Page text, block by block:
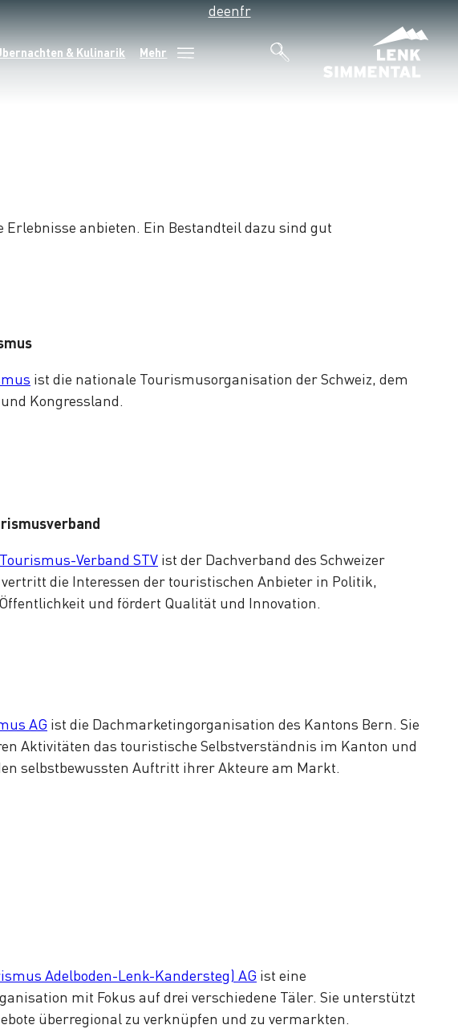
& Kulinarik Mehr
deenfr
anbieten. Ein Bestandteil dazu sind gut
ist die nationale Tourismusorganisation der Schweiz, dem
Kongressland.
Verband STV ist der Dachverband des Schweizer
die Interessen der touristischen Anbieter in Politik,
und fördert Qualität und Innovation.
AG ist die Dachmarketingorganisation des Kantons Bern. Sie
Aktivitäten das touristische Selbstverständnis im Kanton und
selbstbewussten Auftritt ihrer Akteure am Markt.
Adelboden-Lenk-Kandersteg) AG ist eine
mit Fokus auf drei verschiedene Täler. Sie unterstützt
überregional zu verknüpfen und zu vermarkten.